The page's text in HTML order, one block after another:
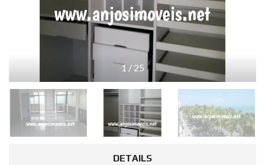
1 / 25
DETAILS